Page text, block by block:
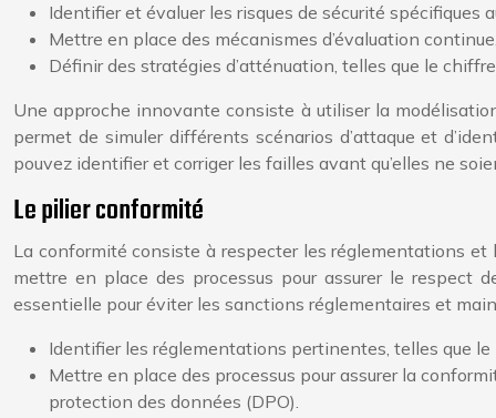
Identifier et évaluer les risques de sécurité
Mettre en place des mécanismes d’évaluation
Définir des stratégies d’atténuation, telles que le
Une approche innovante consiste à utiliser la
permet de simuler différents scénarios d’attaque et
pouvez identifier et corriger les failles avant qu’elles ne
Le pilier conformité
La conformité consiste à respecter les réglementations et
mettre en place des processus pour assurer le respect
essentielle pour éviter les sanctions réglementaires et
Identifier les réglementations pertinentes, telles que le
Mettre en place des processus pour assurer la
protection des données (DPO).